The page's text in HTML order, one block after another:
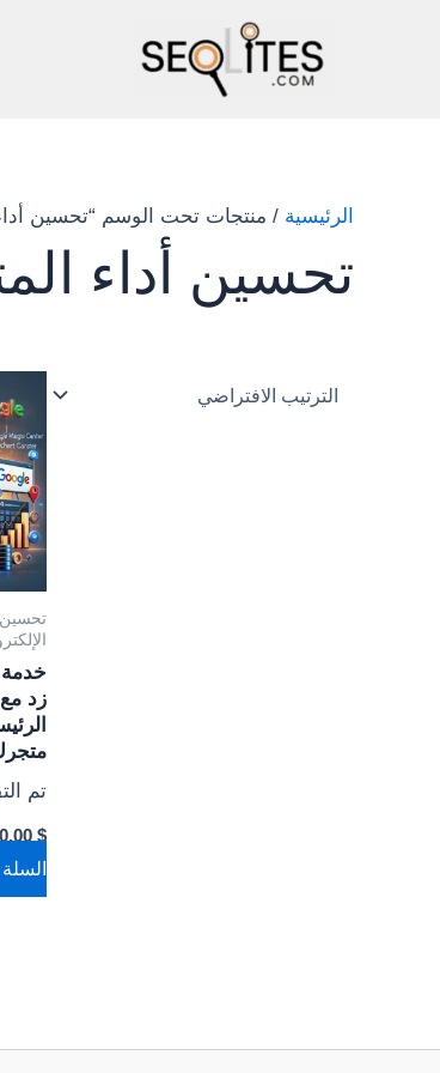
الرئيسية / منتجات تحت الوسم “تحسين أداء
تحسين أداء
تحسين
زد
تم
$
السلة